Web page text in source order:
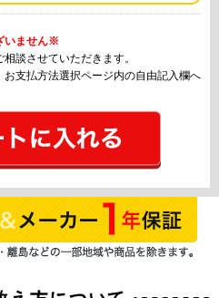
いません※
談させていただきます。
支払方法選択ページ内の自由記入欄へ